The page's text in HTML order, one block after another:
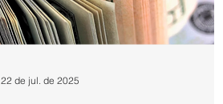
22 de jul. de 2025